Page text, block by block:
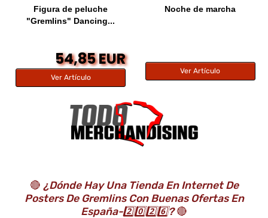
Figura de peluche
"Gremlins" Dancing...
54,85 EUR
Ver Artículo
Noche de marcha
Ver Artículo
🔴 ¿Dónde Hay Una Tienda En Internet De
Posters De Gremlins Con Buenas Ofertas En
España-2️⃣0️⃣2️⃣6️⃣?🔴